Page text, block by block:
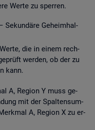
Werte zu sper­ren.
Se­kun­dä­re Ge­heim­hal­
die in einem rech­
wer­den, ob der zu
kann.
A, Re­gi­on Y muss ge­
mit der Spal­ten­sum­
A, Re­gi­on X zu er­